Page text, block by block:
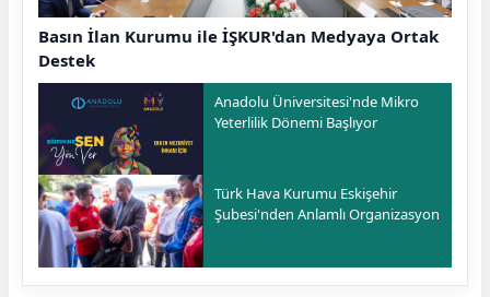
Basın İlan Kurumu ile İŞKUR'dan Medyaya Ortak
Destek
Anadolu Üniversitesi'nde Mikro
Yeterlilik Dönemi Başlıyor
Türk Hava Kurumu Eskişehir
Şubesi'nden Anlamlı Organizasyon